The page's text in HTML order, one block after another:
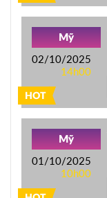
HOT
Mỹ
02/10/2025
14h00
Mỹ
01/10/2025
10h00